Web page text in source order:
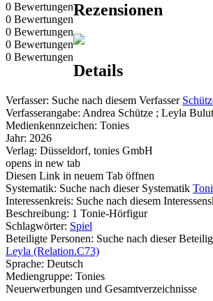
0 Bewertungen
0 Bewertungen
0 Bewertungen
0 Bewertungen
0 Bewertungen
Rezensionen
Details
Verfasser: Suche nach diesem Verfasser
Verfasserangabe: Andrea Schütze ; Leyla Bulut
Medienkennzeichen: Tonies
Jahr: 2026
Verlag: Düsseldorf, tonies GmbH
opens in new tab
Diesen Link in neuem Tab öffnen
Systematik: Suche nach dieser Systematik
Interessenkreis: Suche nach diesem
Beschreibung: 1 Tonie-Hörfigur
Schlagwörter: Spiel
Beteiligte Personen: Suche nach dieser
Leyla (Relation.C73)
Sprache: Deutsch
Mediengruppe: Tonies
Neuerwerbungen und Gesamtverzeichnisse